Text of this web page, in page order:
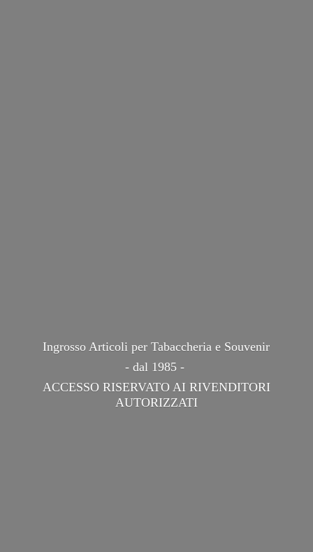
Ingrosso Articoli per Tabaccheria e Souvenir
- dal 1985 -
ACCESSO RISERVATO AI RIVENDITORI
AUTORIZZATI